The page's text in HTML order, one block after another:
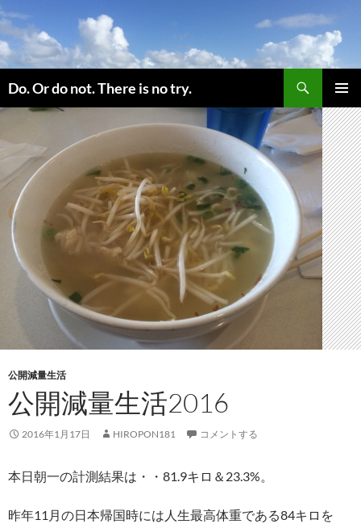
コ
ン
テ
ン
ツ
へ
キ
プ
Do. Or do not. There is no try.
索
メインメ
ニュー
公開減量生活
公開減量生活2016
2016年1月17日 HIROPON181 コメントする
本日朝一の計測結果は・・81.9キロ＆23.3%。
昨年11月の日本帰国時には人生最高体重である84キロを